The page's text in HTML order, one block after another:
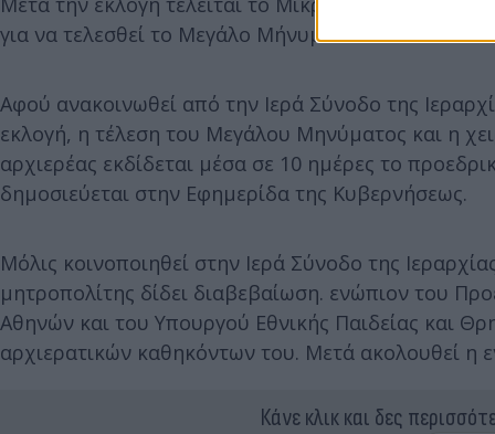
για να τελεσθεί το Μεγάλο Μήνυμα.
Αφού ανακοινωθεί από την Ιερά Σύνοδο της
εκλογή, η τέλεση του Μεγάλου Μηνύματος και η
αρχιερέας εκδίδεται μέσα σε 10 ημέρες το
δημοσιεύεται στην Εφημερίδα της Κυβερνήσεως.
Μόλις κοινοποιηθεί στην Ιερά Σύνοδο της
μητροπολίτης δίδει διαβεβαίωση. ενώπιον του
Αθηνών και του Υπουργού Εθνικής Παιδείας και
αρχιερατικών καθηκόντων του. Μετά ακολουθεί η
Κάνε κλικ και δες